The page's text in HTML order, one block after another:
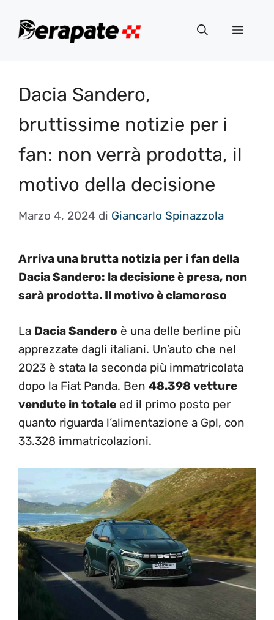
Menu
Dacia Sandero,
bruttissime notizie per i
fan: non verrà prodotta, il
motivo della decisione
Marzo 4, 2024 di Giancarlo Spinazzola
Arriva una brutta notizia per i fan della
Dacia Sandero: la decisione è presa, non
sarà prodotta. Il motivo è clamoroso
La Dacia Sandero è una delle berline più
apprezzate dagli italiani. Un’auto che nel
2023 è stata la seconda più immatricolata
dopo la Fiat Panda. Ben 48.398 vetture
vendute in totale ed il primo posto per
quanto riguarda l’alimentazione a Gpl, con
33.328 immatricolazioni.